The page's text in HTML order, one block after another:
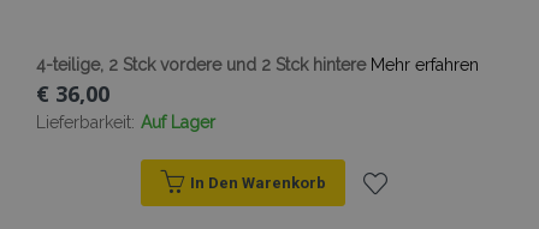
4-teilige, 2 Stck vordere und 2 Stck hintere Mehr erfahren
€ 36,00
Lieferbarkeit: Auf Lager
In Den Warenkorb